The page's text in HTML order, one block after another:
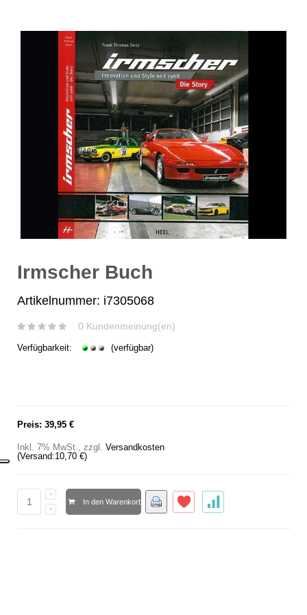
Irmscher Buch
Artikelnummer: i7305068
0 Kundenmeinung(en)
Verfügbarkeit: (verfügbar)
Preis: 39,95 €
Inkl. 7% MwSt., zzgl. Versandkosten
(Versand:10,70 €)
In den Warenkorb